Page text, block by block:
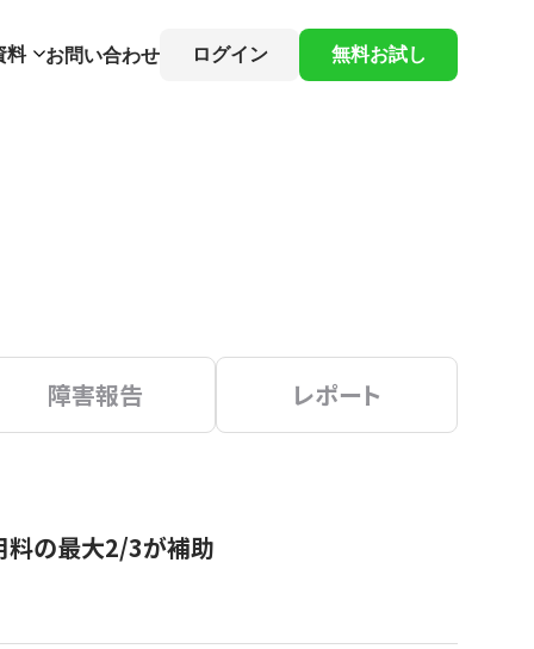
料 お問い合わせ ログイン 無料お試し
障害報告 レポート
料の最大2/3が補助